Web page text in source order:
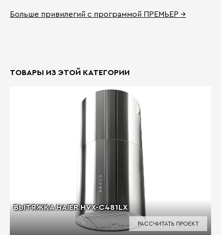
Больше привилегий с программой ПРЕМЬЕР →
ТОВАРЫ ИЗ ЭТОЙ КАТЕГОРИИ
ВЫТЯЖКА HAIER HVX-C481LX
РАССЧИТАТЬ ПРОЕКТ